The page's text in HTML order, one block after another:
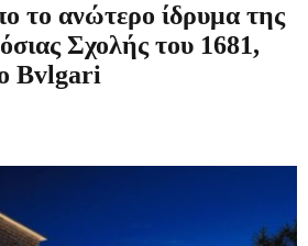
το ανώτερο ίδρυμα της
Σχολής του 1681,
Bvlgari